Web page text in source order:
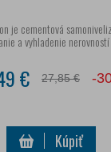
je cementová
a vyhladenie
€ 27,85 € -
Kúpiť